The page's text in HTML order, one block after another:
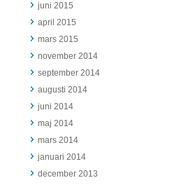
juni 2015
april 2015
mars 2015
november 2014
september 2014
augusti 2014
juni 2014
maj 2014
mars 2014
januari 2014
december 2013